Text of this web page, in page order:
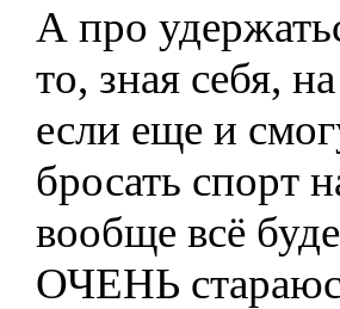
А про
то, зная себя,
если еще и
бросать спорт
вообще всё
ОЧЕНЬ